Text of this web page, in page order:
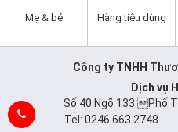
Mẹ & bé Hàng tiêu dùng
Công ty TNHH
Dịch vụ
Số 40 Ngõ 133 Phố
Tel: 0246 663 2748